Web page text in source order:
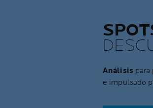
Análisis para
e impulsado